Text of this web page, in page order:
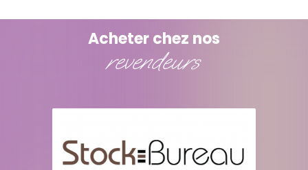
Acheter chez nos
revendeurs